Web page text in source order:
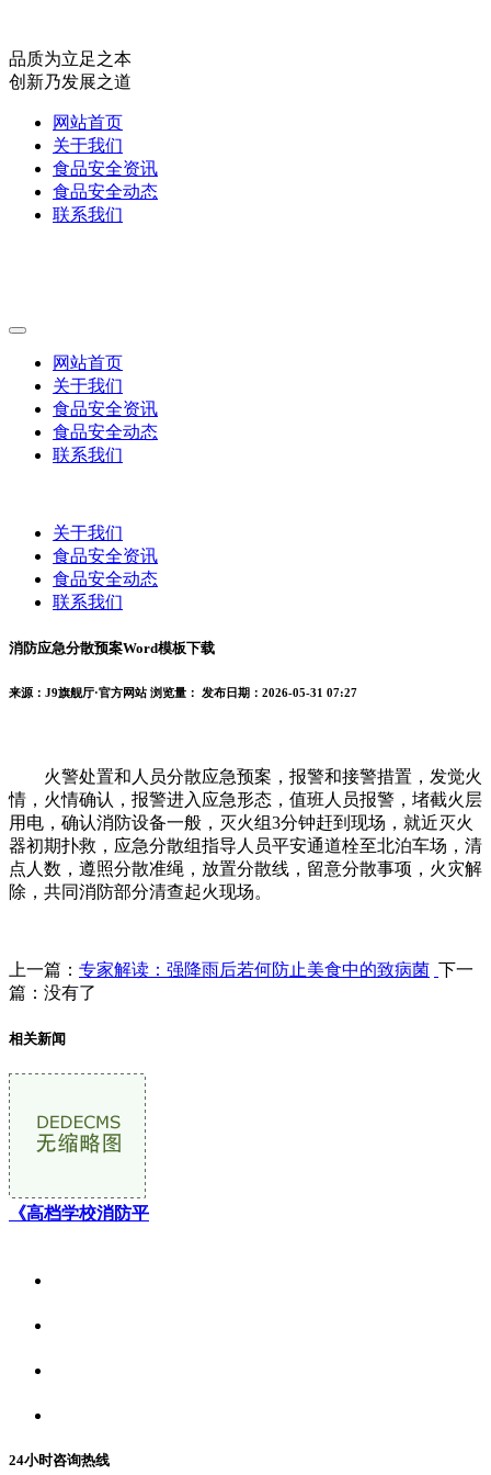
品质为立足之本
创新乃发展之道
网站首页
关于我们
食品安全资讯
食品安全动态
联系我们
网站首页
关于我们
食品安全资讯
食品安全动态
联系我们
关于我们
食品安全资讯
食品安全动态
联系我们
消防应急分散预案Word模板下载
来源：J9旗舰厅·官方网站 浏览量： 发布日期：2026-05-31 07:27
火警处置和人员分散应急预案，报警和接警措置，发觉火
情，火情确认，报警进入应急形态，值班人员报警，堵截火层
用电，确认消防设备一般，灭火组3分钟赶到现场，就近灭火
器初期扑救，应急分散组指导人员平安通道栓至北泊车场，清
点人数，遵照分散准绳，放置分散线，留意分散事项，火灾解
除，共同消防部分清查起火现场。
上一篇： 专家解读：强降雨后若何防止美食中的致病菌 下一
篇：没有了
相关新闻
《高档学校消防平
24小时咨询热线